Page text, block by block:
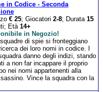
in Codice - Seconda
€ 25; Giocatori 2-8; Durata 15
Età 14+
in Negozio!
di spie si fronteggiano
dei loro nomi in codice. I
danno degli indizi, stando
a non far incappare il proprio
nei nomi appartenenti alla
Vince la squadra con la